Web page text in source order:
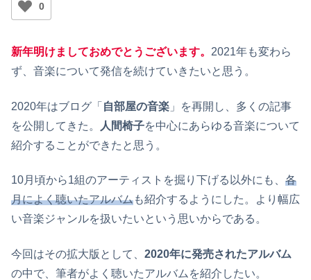
0
新年明けましておめでとうございます。 2021年も変わら
ず、音楽について発信を続けていきたいと思う。
2020年はブログ「 自部屋の音楽 」を再開し、多くの記事
を公開してきた。
人間椅子を中心にあらゆる音楽について
紹介することができたと思う。
10月頃から1組のアーティストを掘り下げる以外にも、 各
月によく聴いたアルバムも紹介するようにした。より幅広
い音楽ジャンルを扱いたいという思いからである。
今回はその拡大版として、 2020年に発売されたアルバム
の中で、筆者がよく聴いたアルバムを紹介したい。